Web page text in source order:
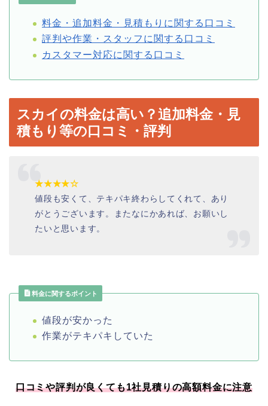
料金・追加料金・見積もりに関する口コミ
評判や作業・スタッフに関する口コミ
カスタマー対応に関する口コミ
スカイの料金は高い？追加料金・見
積もり等の口コミ・評判
★★★★☆
値段も安くて、テキパキ終わらしてくれて、あり
がとうございます。またなにかあれば、お願いし
たいと思います。
料金に関するポイント
値段が安かった
作業がテキパキしていた
口コミや評判が良くても1社見積りの高額料金に注意